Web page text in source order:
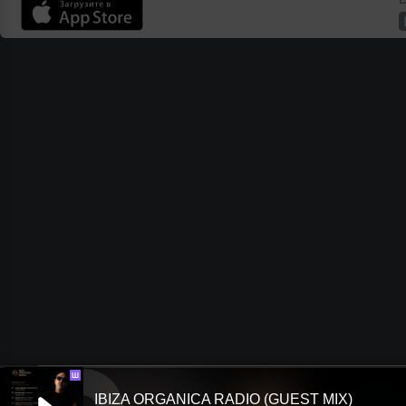
Ш
IBIZA ORGANICA RADIO (GUEST MIX)